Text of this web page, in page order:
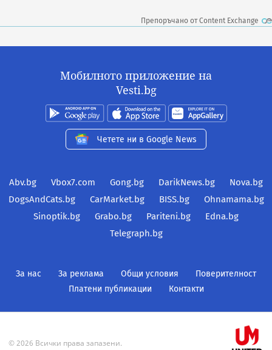
Препоръчано от Content Exchange
Мобилното приложение на
Vesti.bg
Четете ни в Google News
Abv.bg Vbox7.com Gong.bg DarikNews.bg
Nova.bg
DogsAndCats.bg
CarMarket.bg BISS.bg
Ohnamama.bg
Sinoptik.bg
Grabo.bg Pariteni.bg
Edna.bg
Telegraph.bg
За нас За реклама Общи условия
Поверителност
Платени публикации
Контакти
© 2026 Всички права запазени.